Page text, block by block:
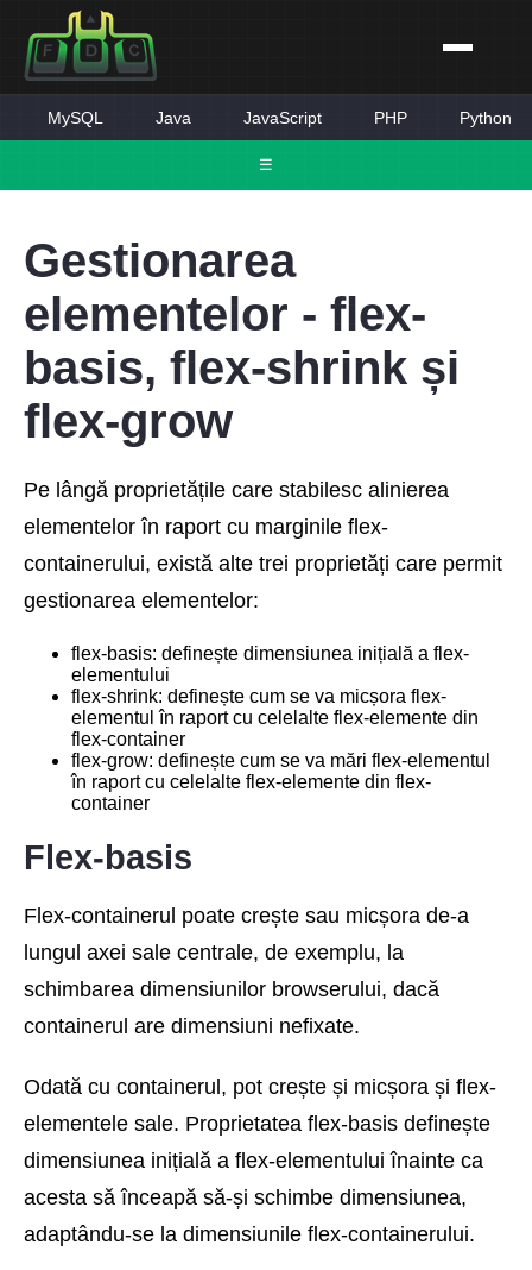
☰
MySQL Java JavaScript PHP Python
Gestionarea
elementelor - flex-
basis, flex-shrink și
flex-grow
Pe lângă proprietățile care stabilesc alinierea
elementelor în raport cu marginile flex-
containerului, există alte trei proprietăți care permit
gestionarea elementelor:
flex-basis: definește dimensiunea inițială a flex-
elementului
flex-shrink: definește cum se va micșora flex-
elementul în raport cu celelalte flex-elemente din
flex-container
flex-grow: definește cum se va mări flex-elementul
în raport cu celelalte flex-elemente din flex-
container
Flex-basis
Flex-containerul poate crește sau micșora de-a
lungul axei sale centrale, de exemplu, la
schimbarea dimensiunilor browserului, dacă
containerul are dimensiuni nefixate.
Odată cu containerul, pot crește și micșora și flex-
elementele sale. Proprietatea flex-basis definește
dimensiunea inițială a flex-elementului înainte ca
acesta să înceapă să-și schimbe dimensiunea,
adaptându-se la dimensiunile flex-containerului.